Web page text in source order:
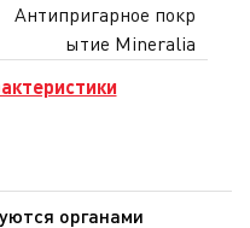
Антипригарное покр
ытие Mineralia
органами